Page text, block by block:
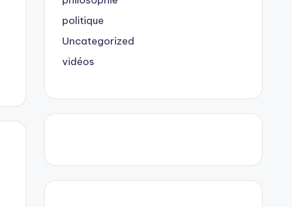
politique
Uncategorized
vidéos